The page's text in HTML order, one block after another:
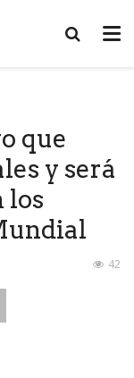
que
y será
los
42